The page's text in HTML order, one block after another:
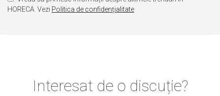
HORECA. Vezi Politica de confidențialitate
Interesat de o discuție?